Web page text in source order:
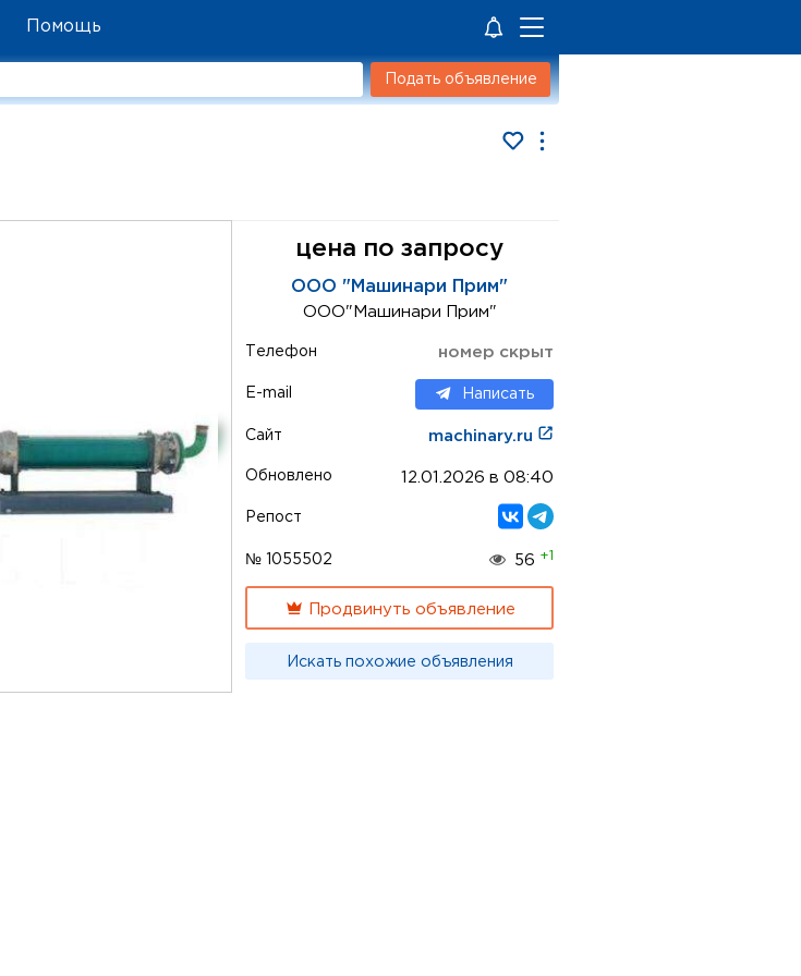
Помощь
Подать объявление
цена по запросу
ООО "Машинари Прим"
ООО"Машинари Прим"
Телефон номер скрыт
E-mail Написать
Сайт machinary.ru
Обновлено 12.01.2026 в 08:40
Репост
№ 1055502 56 +1
Продвинуть объявление
Искать похожие объявления